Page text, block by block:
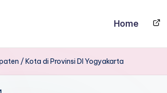
Home
/ Kota di Provinsi DI Yogyakarta